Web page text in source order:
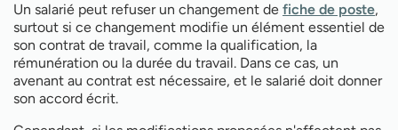
Un salarié peut refuser un changement de fiche de poste,
surtout si ce changement modifie un élément essentiel de
son contrat de travail, comme la qualification, la
rémunération ou la durée du travail. Dans ce cas, un
avenant au contrat est nécessaire, et le salarié doit donner
son accord écrit.